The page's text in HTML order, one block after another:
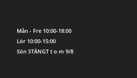
Mån - Fre 10:00-18:00
Lör 10:00-15:00
Sön STÄNGT t o m 9/8